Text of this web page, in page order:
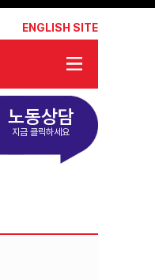
ENGLISH SITE
노동상담
지금 클릭하세요